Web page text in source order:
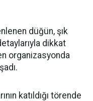
düğün, şık
dikkat
organizasyonda
katıldığı törende